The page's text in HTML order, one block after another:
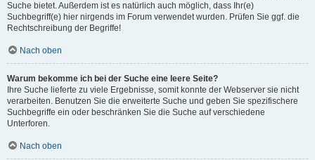
Suche bietet. Außerdem ist es natürlich auch möglich, dass Ihr(e)
Suchbegriff(e) hier nirgends im Forum verwendet wurden. Prüfen Sie ggf. die
Rechtschreibung der Begriffe!
Nach oben
Warum bekomme ich bei der Suche eine leere Seite?
Ihre Suche lieferte zu viele Ergebnisse, somit konnte der Webserver sie nicht
verarbeiten. Benutzen Sie die erweiterte Suche und geben Sie spezifischere
Suchbegriffe ein oder beschränken Sie die Suche auf verschiedene
Unterforen.
Nach oben